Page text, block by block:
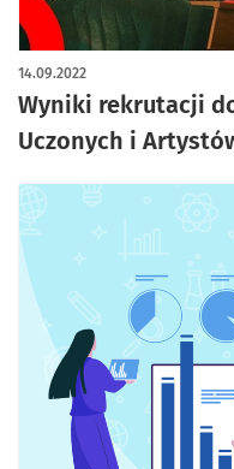
Wyniki rekrutacji
Uczonych i
14.09.2022